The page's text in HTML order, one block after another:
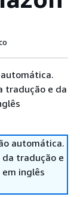
tradução e da
automática.
tradução e
inglês